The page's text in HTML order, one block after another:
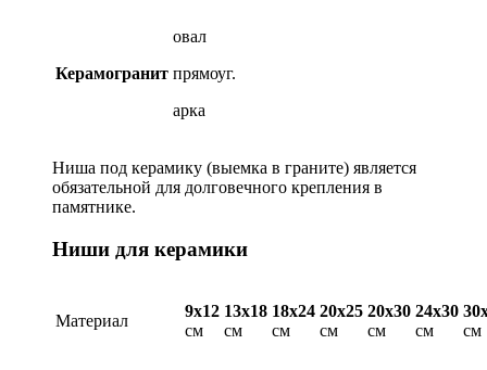
Керамогранит
овал
прямоуг.
арка
Ниша под керамику (выемка в граните) является
обязательной для долговечного крепления в
памятнике.
Ниши для керамики
Материал
9х12
см
13х18
см
18х24
см
20х25
см
20х30
см
24х30
см
см